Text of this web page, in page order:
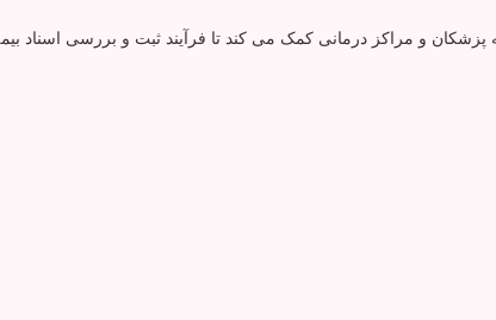
و مراکز درمانی کمک می‌ کند تا فرآیند ثبت و بررسی اسناد